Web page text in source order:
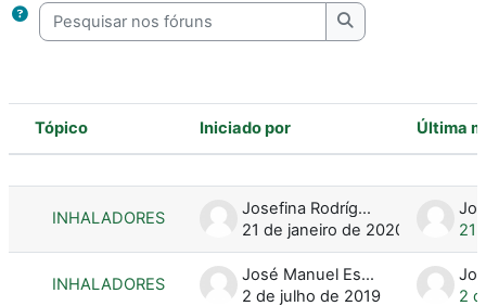
Pesquisar nos fóruns
Pesquisar nos
Estado
Tópico Iniciado por Última
INHALADORES
Josefina Rodríguez Magan
21 de janeiro de 2020
21
INHALADORES
José Manuel Escobar Palacios
2 de julho de 2019
2